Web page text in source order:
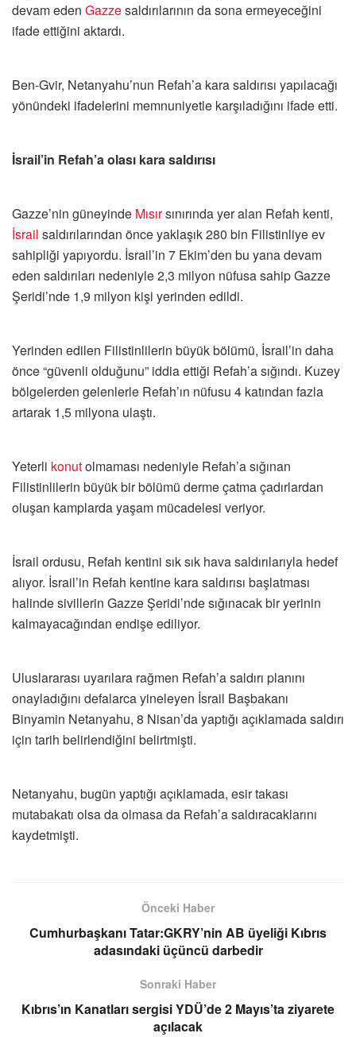
devam eden Gazzesaldırılarının da sona ermeyeceğini
ifade ettiğini aktardı.
Ben-Gvir, Netanyahu’nun Refah’a kara saldırısı yapılacağı
yönündeki ifadelerini memnuniyetle karşıladığını ifade etti.
İsrail’in Refah’a olası kara saldırısı
Gazze’nin güneyinde Mısırsınırında yer alan Refah kenti,
İsrail saldırılarından önce yaklaşık 280 bin Filistinliye ev
sahipliği yapıyordu. İsrail’in 7 Ekim’den bu yana devam
eden saldırıları nedeniyle 2,3 milyon nüfusa sahip Gazze
Şeridi’nde 1,9 milyon kişi yerinden edildi.
Yerinden edilen Filistinlilerin büyük bölümü, İsrail’in daha
önce “güvenli olduğunu” iddia ettiği Refah’a sığındı. Kuzey
bölgelerden gelenlerle Refah’ın nüfusu 4 katından fazla
artarak 1,5 milyona ulaştı.
Yeterli konutolmaması nedeniyle Refah’a sığınan
Filistinlilerin büyük bir bölümü derme çatma çadırlardan
oluşan kamplarda yaşam mücadelesi veriyor.
İsrail ordusu, Refah kentini sık sık hava saldırılarıyla hedef
alıyor. İsrail’in Refah kentine kara saldırısı başlatması
halinde sivillerin Gazze Şeridi’nde sığınacak bir yerinin
kalmayacağından endişe ediliyor.
Uluslararası uyarılara rağmen Refah’a saldırı planını
onayladığını defalarca yineleyen İsrail Başbakanı
Binyamin Netanyahu, 8 Nisan’da yaptığı açıklamada saldırı
için tarih belirlendiğini belirtmişti.
Netanyahu, bugün yaptığı açıklamada, esir takası
mutabakatı olsa da olmasa da Refah’a saldıracaklarını
kaydetmişti.
Önceki Haber
Cumhurbaşkanı Tatar:GKRY’nin AB üyeliği Kıbrıs
adasındaki üçüncü darbedir
Sonraki Haber
Kıbrıs’ın Kanatları sergisi YDÜ’de 2 Mayıs’ta ziyarete
açılacak